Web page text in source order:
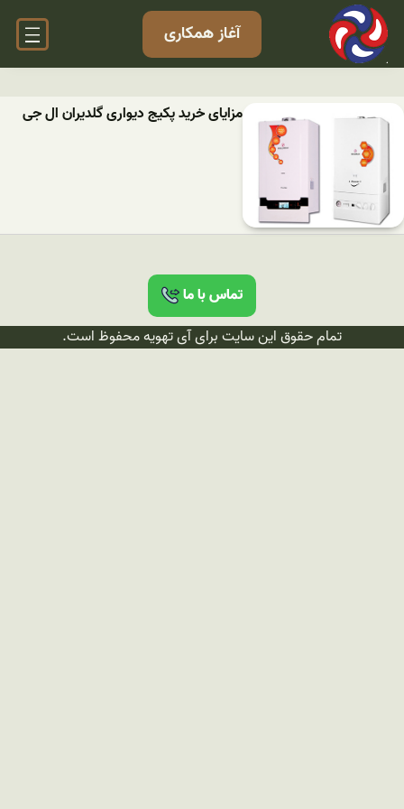
آغاز همکاری
مزایای خرید پکیج دیواری گلدیران ال جی
تماس با ما
تمام حقوق این سایت برای آی تهویه محفوظ است.